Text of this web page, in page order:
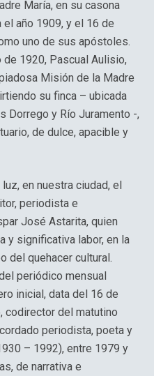
María, en su casona
el año 1909, y el 16 de
uno de sus apóstoles.
1920, Pascual Aulisio,
Misión de la Madre
su finca – ubicada
Dorrego y Río Juramento -,
de dulce, apacible y
en nuestra ciudad, el
periodista e
José Astarita, quien
y significativa labor, en la
del quehacer cultural.
periódico mensual
inicial, data del 16 de
codirector del matutino
periodista, poeta y
– 1992), entre 1979 y
de narrativa e